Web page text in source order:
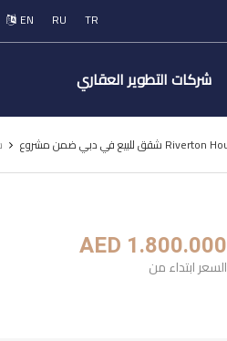
EN RU TR
شركات التطوير العقاري
AED 1.800.000
السعر ابتداء من